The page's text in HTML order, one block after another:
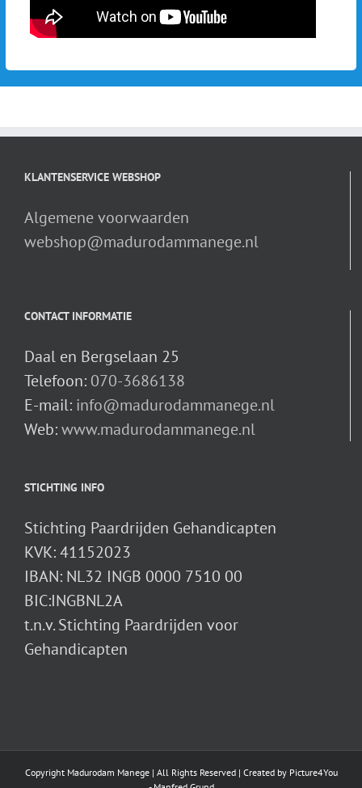
KLANTENSERVICE WEBSHOP
Algemene voorwaarden
webshop@madurodammanege.nl
CONTACT INFORMATIE
Daal en Bergselaan 25
Telefoon: 070-3686138
E-mail: info@madurodammanege.nl
Web:www.madurodammanege.nl
STICHTING INFO
Stichting Paardrijden Gehandicapten
KVK: 41152023
IBAN: NL32 INGB 0000 7510 00
BIC:INGBNL2A
t.n.v. Stichting Paardrijden voor
Gehandicapten
Copyright Madurodam Manege | All Rights Reserved | Created by Picture4You